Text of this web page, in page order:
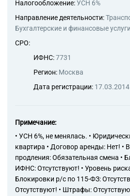
Налогообложение:УСН 6%
Направление деятельности:
Бухгалтерские и финансовые услуги
СРО:
ИФНС:7731
Регион: Москва
Дата регистрации: 17.03.2014
Примечание:
• УСН 6%, не менялась. •
квартира • Договор аренды: Нет! •
продления: Обязательная смена •
ИФНС: Отсутствуют! • Уровень
Блокировки р/с по 115-ФЗ:
Отсутствуют! • Штрафы: